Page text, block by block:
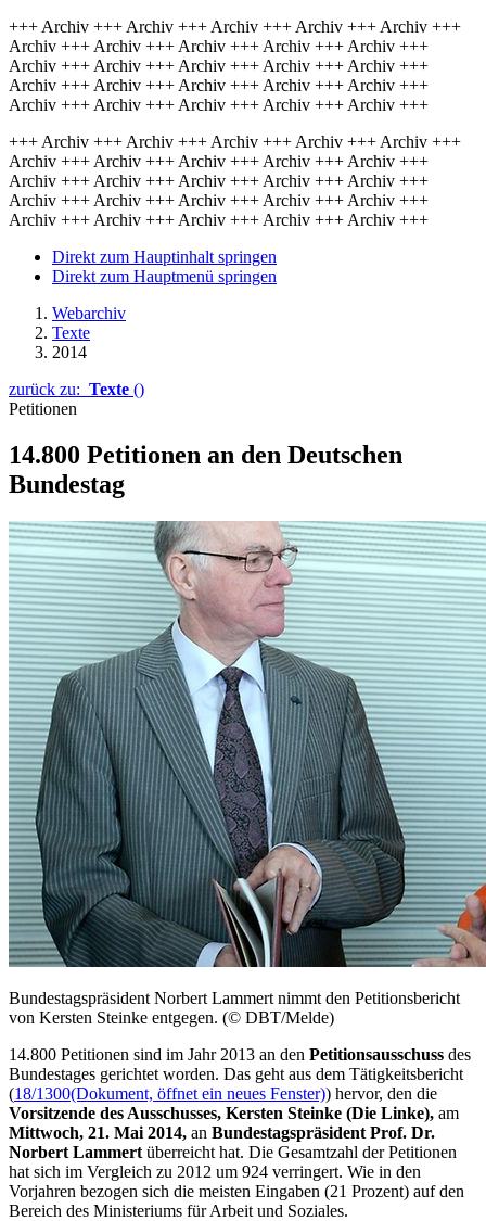
+++ Archiv +++ Archiv +++ Archiv +++ Archiv +++ Archiv +++
Archiv +++ Archiv +++ Archiv +++ Archiv +++ Archiv +++
Archiv +++ Archiv +++ Archiv +++ Archiv +++ Archiv +++
Archiv +++ Archiv +++ Archiv +++ Archiv +++ Archiv +++
Archiv +++ Archiv +++ Archiv +++ Archiv +++ Archiv +++
+++ Archiv +++ Archiv +++ Archiv +++ Archiv +++ Archiv +++
Archiv +++ Archiv +++ Archiv +++ Archiv +++ Archiv +++
Archiv +++ Archiv +++ Archiv +++ Archiv +++ Archiv +++
Archiv +++ Archiv +++ Archiv +++ Archiv +++ Archiv +++
Archiv +++ Archiv +++ Archiv +++ Archiv +++ Archiv +++
Direkt zum Hauptinhalt springen
Direkt zum Hauptmenü springen
Webarchiv
Texte
2014
zurück zu: Texte ()
Petitionen
14.800 Petitionen an den Deutschen
Bundestag
Bundestagspräsident Norbert Lammert nimmt den Petitionsbericht
von Kersten Steinke entgegen. (© DBT/Melde)
14.800 Petitionen sind im Jahr 2013 an den Petitionsausschuss des
Bundestages gerichtet worden. Das geht aus dem Tätigkeitsbericht
(18/1300(Dokument, öffnet ein neues Fenster)) hervor, den die
Vorsitzende des Ausschusses, Kersten Steinke (Die Linke), am
Mittwoch, 21. Mai 2014, an Bundestagspräsident Prof. Dr.
Norbert Lammert überreicht hat. Die Gesamtzahl der Petitionen
hat sich im Vergleich zu 2012 um 924 verringert. Wie in den
Vorjahren bezogen sich die meisten Eingaben (21 Prozent) auf den
Bereich des Ministeriums für Arbeit und Soziales.